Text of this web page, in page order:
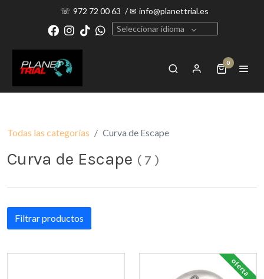
☏ 972 72 00 63 /✉ info@planettrial.es
Seleccionar idioma
0
Todas las categorías Curva de Escape
Curva de Escape ( 7 )
Filtrar productos
oferta